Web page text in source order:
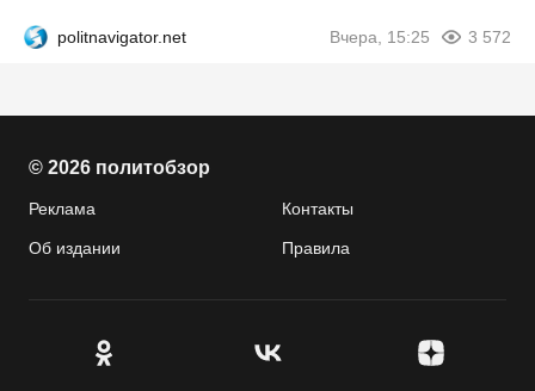
politnavigator.net Вчера, 15:25 3 572
© 2026 политобзор
Реклама Контакты
Об издании Правила